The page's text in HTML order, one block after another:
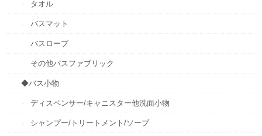
タオル
バスマット
バスローブ
その他バスファブリック
◆バス小物
ディスペンサー/キャニスター他洗面小物
シャンプー/トリートメント/ソープ